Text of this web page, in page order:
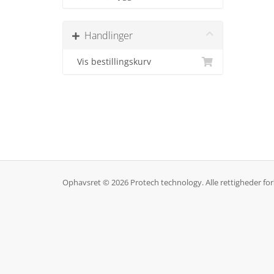
Handlinger
Vis bestillingskurv
Ophavsret © 2026 Protech technology. Alle rettigheder